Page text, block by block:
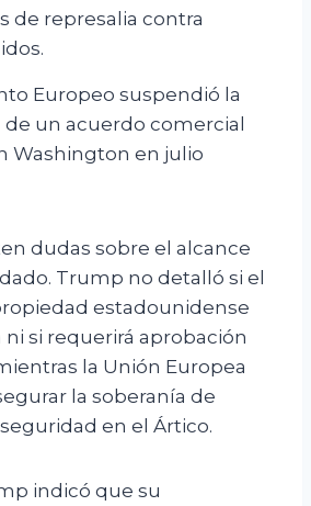
de represalia contra
Europeo suspendió la
un acuerdo comercial
Washington en julio
dudas sobre el alcance
Trump no detalló si el
estadounidense
si requerirá aprobación
la Unión Europea
la soberanía de
en el Ártico.
indicó que su